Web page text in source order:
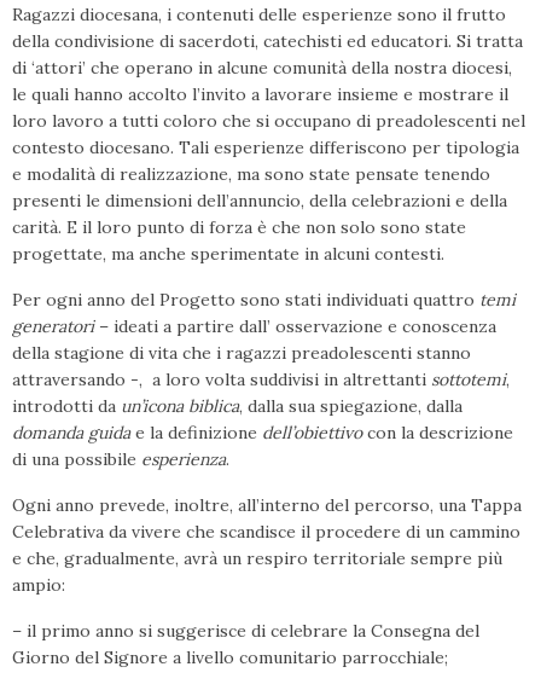
Ragazzi diocesana, i contenuti delle esperienze sono il frutto
della condivisione di sacerdoti, catechisti ed educatori. Si tratta
di ‘attori’ che operano in alcune comunità della nostra diocesi,
le quali hanno accolto l’invito a lavorare insieme e mostrare il
loro lavoro a tutti coloro che si occupano di preadolescenti nel
contesto diocesano. Tali esperienze differiscono per tipologia
e modalità di realizzazione, ma sono state pensate tenendo
presenti le dimensioni dell’annuncio, della celebrazioni e della
carità. E il loro punto di forza è che non solo sono state
progettate, ma anche sperimentate in alcuni contesti.
Per ogni anno del Progetto sono stati individuati quattro temi
generatori– ideati a partire dall’ osservazione e conoscenza
della stagione di vita che i ragazzi preadolescenti stanno
attraversando -, a loro volta suddivisi in altrettanti sottotemi,
introdotti da un’icona biblica, dalla sua spiegazione, dalla
domanda guidae la definizione dell’obiettivocon la descrizione
di una possibile esperienza.
Ogni anno prevede, inoltre, all’interno del percorso, una Tappa
Celebrativa da vivere che scandisce il procedere di un cammino
e che, gradualmente, avrà un respiro territoriale sempre più
ampio:
– il primo anno si suggerisce di celebrare la Consegna del
Giorno del Signore a livello comunitario parrocchiale;